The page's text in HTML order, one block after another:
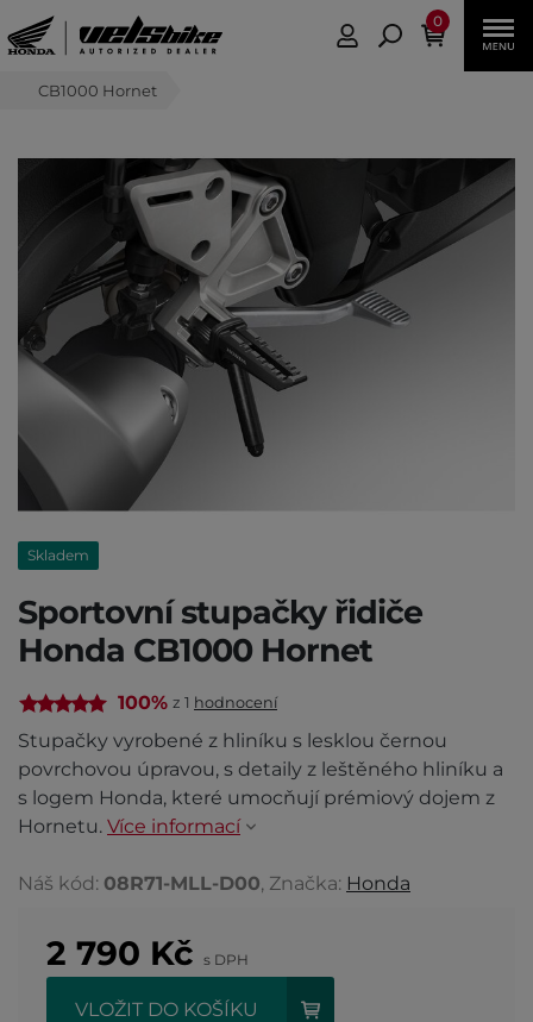
0
CB1000 Hornet
Skladem
Sportovní stupačky řidiče
Honda CB1000 Hornet
100% z 1 hodnocení
Stupačky vyrobené z hliníku s lesklou černou
povrchovou úpravou, s detaily z leštěného hliníku a
s logem Honda, které umocňují prémiový dojem z
Hornetu. Více informací
Náš kód: 08R71-MLL-D00, Značka: Honda
2 790 Kč s DPH
VLOŽIT DO KOŠÍKU